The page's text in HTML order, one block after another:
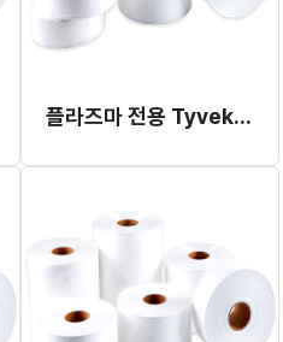
플라즈마 전용 Tyvek 롤 파우치 15cm x 100m